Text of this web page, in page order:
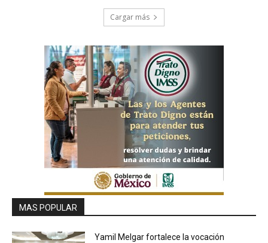
Cargar más
MAS POPULAR
Yamil Melgar fortalece la vocación